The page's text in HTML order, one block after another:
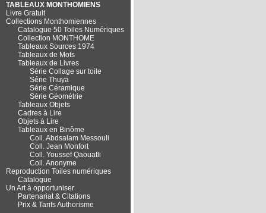
TABLEAUX MONTHOMIENS
Livre Gratuit
Collections Monthomiennes
Catalogue 50 Toiles Numériques
Collection MONTHOME
Tableaux Sources 1974
Tableaux de Mots
Tableaux de Livres
Série Collage sur toile
Série Thuya
Série Céramique
Série Géométrie
Tableaux Objets
Cadres à Lire
Objets à Lire
Tableaux en Binôme
Coll. Abdsalam Messouli
Coll. Jean Monfort
Coll. Youssef Qaouatli
Coll. Anonyme
Reproduction Toiles numériques
Catalogue
Un Art à opportuniser
Partenariat & Citations
Prix & Tarifs Authorisme